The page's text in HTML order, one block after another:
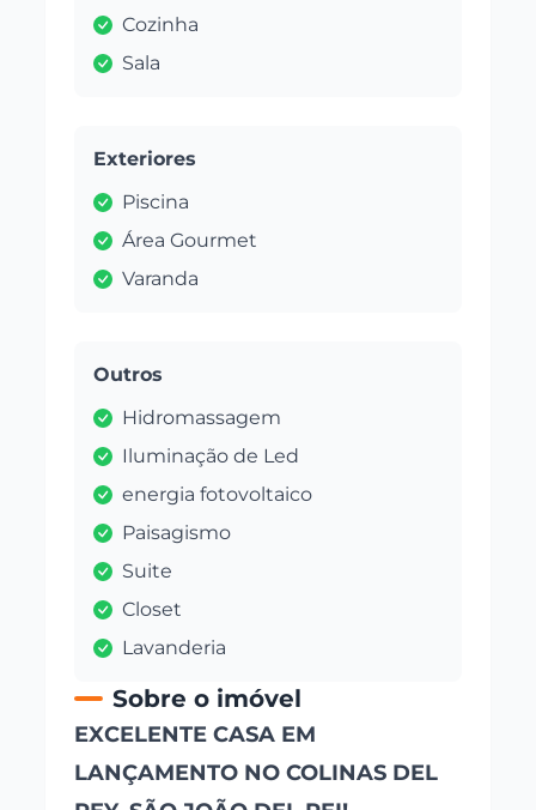
Cozinha
Sala
Exteriores
Piscina
Área Gourmet
Varanda
Outros
Hidromassagem
Iluminação de Led
energia fotovoltaico
Paisagismo
Suite
Closet
Lavanderia
Sobre o imóvel
EXCELENTE CASA EM
LANÇAMENTO NO COLINAS DEL